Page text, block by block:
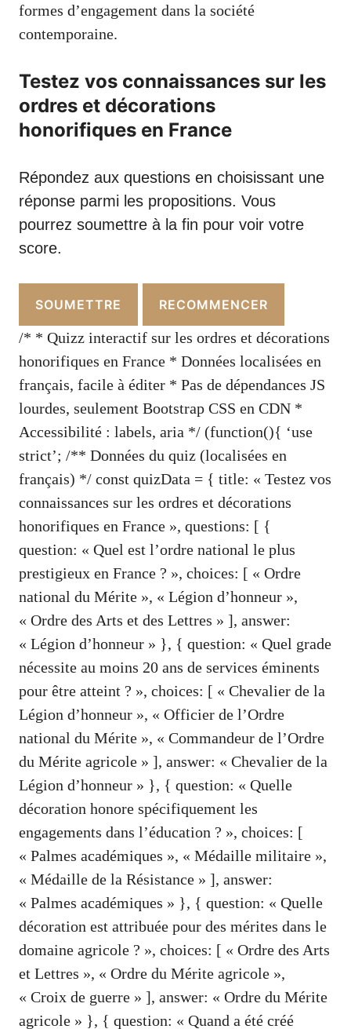
formes d’engagement dans la société
contemporaine.
Testez vos connaissances sur les
ordres et décorations
honorifiques en France
Répondez aux questions en choisissant une
réponse parmi les propositions. Vous
pourrez soumettre à la fin pour voir votre
score.
SOUMETTRE RECOMMENCER
/* * Quizz interactif sur les ordres et décorations
honorifiques en France * Données localisées en
français, facile à éditer * Pas de dépendances JS
lourdes, seulement Bootstrap CSS en CDN *
Accessibilité : labels, aria */ (function(){ ‘use
strict’; /** Données du quiz (localisées en
français) */ const quizData = { title: « Testez vos
connaissances sur les ordres et décorations
honorifiques en France », questions: [ {
question: « Quel est l’ordre national le plus
prestigieux en France ? », choices: [ « Ordre
national du Mérite », « Légion d’honneur »,
« Ordre des Arts et des Lettres » ], answer:
« Légion d’honneur » }, { question: « Quel grade
nécessite au moins 20 ans de services éminents
pour être atteint ? », choices: [ « Chevalier de la
Légion d’honneur », « Officier de l’Ordre
national du Mérite », « Commandeur de l’Ordre
du Mérite agricole » ], answer: « Chevalier de la
Légion d’honneur » }, { question: « Quelle
décoration honore spécifiquement les
engagements dans l’éducation ? », choices: [
« Palmes académiques », « Médaille militaire »,
« Médaille de la Résistance » ], answer:
« Palmes académiques » }, { question: « Quelle
décoration est attribuée pour des mérites dans le
domaine agricole ? », choices: [ « Ordre des Arts
et Lettres », « Ordre du Mérite agricole »,
« Croix de guerre » ], answer: « Ordre du Mérite
agricole » }, { question: « Quand a été créé